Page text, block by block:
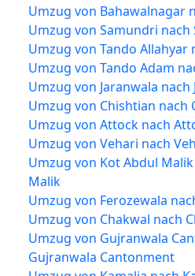
Umzug von Bahawalnagar
Umzug von Samundri nach
Umzug von Tando Allahyar
Umzug von Tando Adam
Umzug von Jaranwala nach
Umzug von Chishtian nach
Umzug von Attock nach
Umzug von Vehari nach
Umzug von Kot Abdul
Malik
Umzug von Ferozewala
Umzug von Chakwal nach
Umzug von Gujranwala
Gujranwala Cantonment